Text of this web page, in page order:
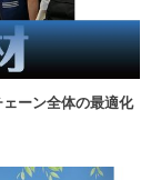
ーン全体の最適化